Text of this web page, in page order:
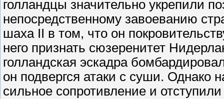
голландцы значительно укрепили
непосредственному завоеванию
шаха II в том, что он
него признать сюзеренитет
голландская эскадра
он подвергся атаки с суши. Однако
сильное сопротивление и